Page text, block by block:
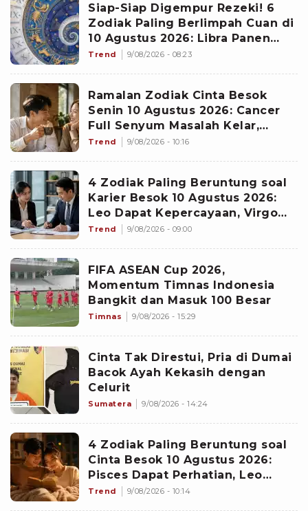
Siap-Siap Digempur Rezeki! 6
Zodiak Paling Berlimpah Cuan di
10 Agustus 2026: Libra Panen
Proyek Emas
Trend 9/08/2026 - 08:23
Ramalan Zodiak Cinta Besok
Senin 10 Agustus 2026: Cancer
Full Senyum Masalah Kelar,
Scorpio Awas Terprovokasi
Trend 9/08/2026 - 10:16
4 Zodiak Paling Beruntung soal
Karier Besok 10 Agustus 2026:
Leo Dapat Kepercayaan, Virgo
Makin Diperhitungkan
Trend 9/08/2026 - 09:00
FIFA ASEAN Cup 2026,
Momentum Timnas Indonesia
Bangkit dan Masuk 100 Besar
Timnas 9/08/2026 - 15:29
Cinta Tak Direstui, Pria di Dumai
Bacok Ayah Kekasih dengan
Celurit
Sumatera 9/08/2026 - 14:24
4 Zodiak Paling Beruntung soal
Cinta Besok 10 Agustus 2026:
Pisces Dapat Perhatian, Leo
Makin Dekat dengan Si Dia
Trend 9/08/2026 - 10:14